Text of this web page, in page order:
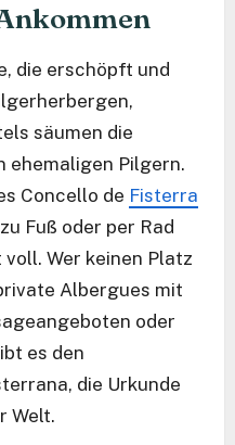
die erschöpft und
säumen die
ehemaligen Pilgern.
Concello de Fisterra
Fuß oder per Rad
Wer keinen Platz
Albergues mit
oder
es den
die Urkunde
Welt.